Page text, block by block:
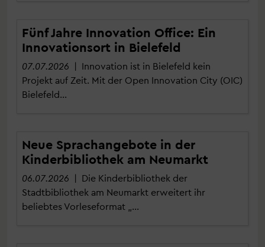
Fünf Jahre Innovation Office: Ein
Innovationsort in Bielefeld
07.07.2026 | Innovation ist in Bielefeld kein
Projekt auf Zeit. Mit der Open Innovation City (OIC)
Bielefeld…
Neue Sprachangebote in der
Kinderbibliothek am Neumarkt
06.07.2026 | Die Kinderbibliothek der
Stadtbibliothek am Neumarkt erweitert ihr
beliebtes Vorleseformat „…